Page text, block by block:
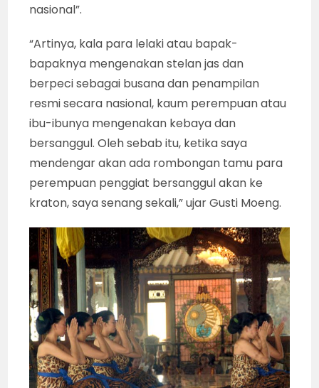
nasional”.
“Artinya, kala para lelaki atau bapak-
bapaknya mengenakan stelan jas dan
berpeci sebagai busana dan penampilan
resmi secara nasional, kaum perempuan atau
ibu-ibunya mengenakan kebaya dan
bersanggul. Oleh sebab itu, ketika saya
mendengar akan ada rombongan tamu para
perempuan penggiat bersanggul akan ke
kraton, saya senang sekali,” ujar Gusti Moeng.